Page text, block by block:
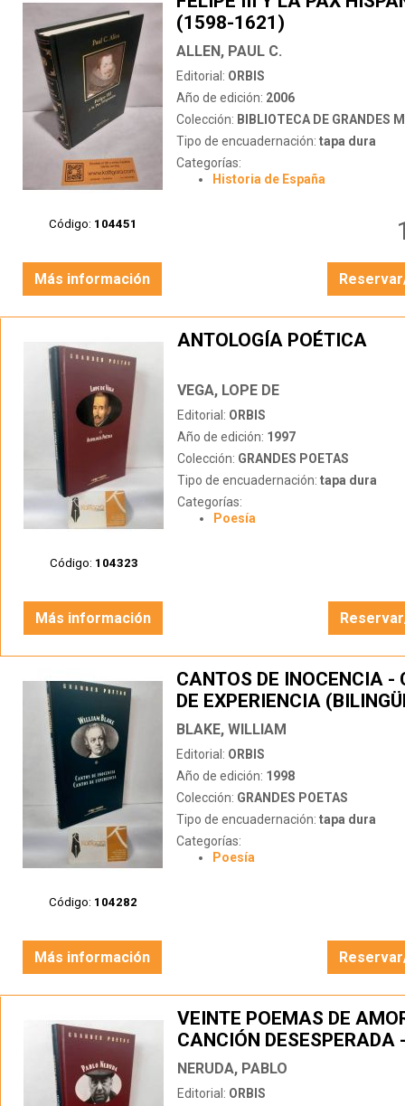
Código: 104451
(1598-1621)
ALLEN, PAUL C.
Editorial: ORBIS
Año de edición: 2006
Colección: BIBLIOTECA DE GRANDES MAESTROS DEL
Tipo de encuadernación: tapa dura
Categorías:
Historia de España
Más información
Código: 104323
ANTOLOGÍA POÉTICA
VEGA, LOPE DE
Editorial: ORBIS
Año de edición: 1997
Colección: GRANDES POETAS
Tipo de encuadernación: tapa dura
Categorías:
Poesía
Más información
Código: 104282
CANTOS DE INOCENCIA -
DE EXPERIENCIA
BLAKE, WILLIAM
Editorial: ORBIS
Año de edición: 1998
Colección: GRANDES POETAS
Tipo de encuadernación: tapa dura
Categorías:
Poesía
Más información
VEINTE POEMAS DE
CANCIÓN DESESPERADA
POESÍAS
NERUDA, PABLO
Editorial: ORBIS